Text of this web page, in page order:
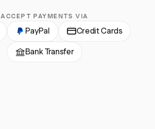
ACCEPT PAYMENTS VIA
PayPal Credit Cards
Bank Transfer